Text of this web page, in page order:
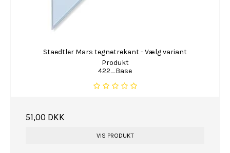
Staedtler Mars tegnetrekant - Vælg variant
Produkt
422_Base
51,00 DKK
VIS PRODUKT